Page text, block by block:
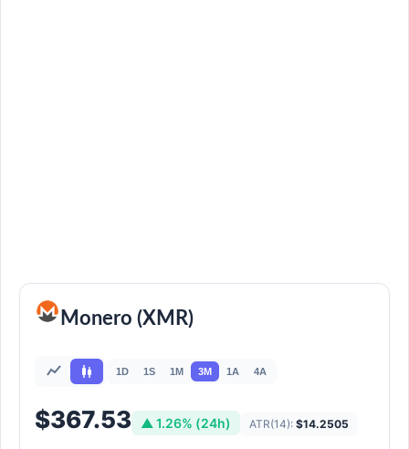
Monero (XMR)
1D 1S 1M 3M 1A 4A
$367.53 ▲ 1.26% (24h) ATR(14): $14.2505